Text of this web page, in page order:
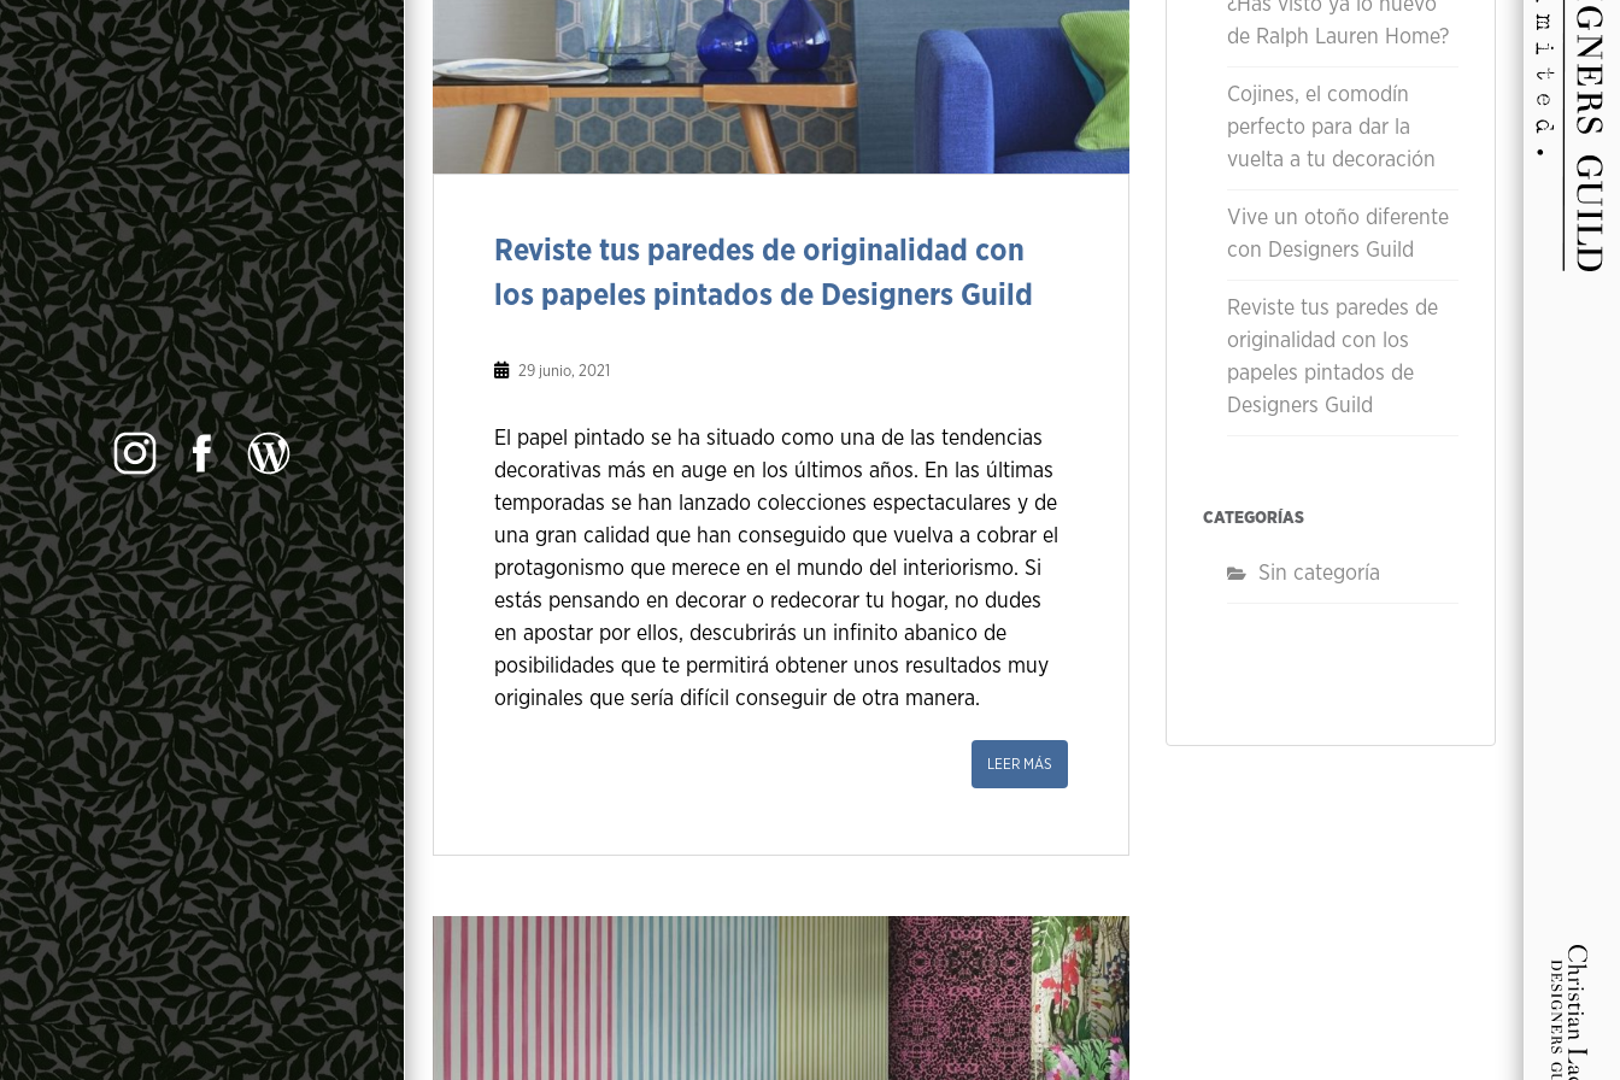
Reviste tus paredes de originalidad con
los papeles pintados de Designers Guild
29 junio, 2021
El papel pintado se ha situado como una de las tendencias
decorativas más en auge en los últimos años. En las últimas
temporadas se han lanzado colecciones espectaculares y de
una gran calidad que han conseguido que vuelva a cobrar el
protagonismo que merece en el mundo del interiorismo. Si
estás pensando en decorar o redecorar tu hogar, no dudes
en apostar por ellos, descubrirás un infinito abanico de
posibilidades que te permitirá obtener unos resultados muy
originales que sería difícil conseguir de otra manera.
LEER MÁS
¿Has visto ya lo nuevo
de Ralph Lauren Home?
Cojines, el comodín
perfecto para dar la
vuelta a tu decoración
Vive un otoño diferente
con Designers Guild
Reviste tus paredes de
originalidad con los
papeles pintados de
Designers Guild
CATEGORÍAS
Sin categoría